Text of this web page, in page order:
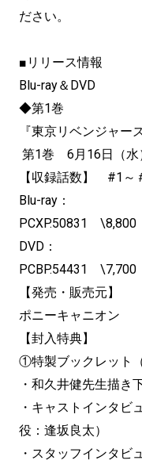
ださい。
■リリース情報
Blu-ray＆DVD
◆第1巻
『東京リベンジャー
第1巻 6月16日（水
【収録話数】 #1～
Blu-ray：
PCXP.50831 \8,800
DVD：
PCBP.54431 \7,700
【発売・販売元】
ポニーキャニオン
【封入特典】
①特製ブックレット（
・和久井健先生描き
・キャストインタビ
役：逢坂良太）
・スタッフインタビ